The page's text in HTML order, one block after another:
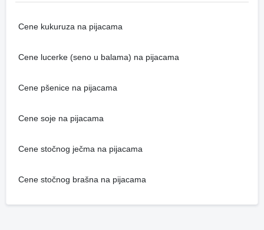
Cene kukuruza na pijacama
Cene lucerke (seno u balama) na pijacama
Cene pšenice na pijacama
Cene soje na pijacama
Cene stočnog ječma na pijacama
Cene stočnog brašna na pijacama